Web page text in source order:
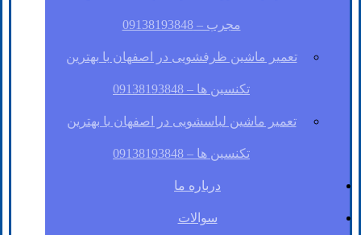
مجرب – 09138193848
تعمیر ماشین ظرفشویی در اصفهان با بهترین
تکنسین ها – 09138193848
تعمیر ماشین لباسشویی در اصفهان با بهترین
تکنسین ها – 09138193848
درباره ما
سوالات